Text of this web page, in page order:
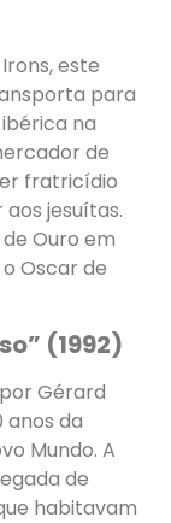
este
para
na
de
fratricídio
jesuítas.
Ouro em
Oscar de
(1992)
Gérard
anos da
Mundo. A
de
habitavam